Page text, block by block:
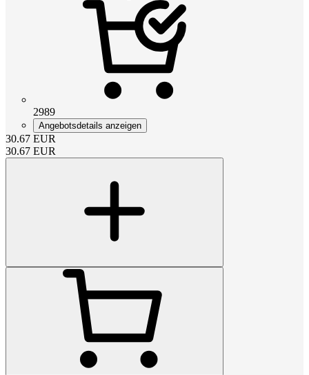
2989
Angebotsdetails anzeigen
30.67 EUR
30.67 EUR